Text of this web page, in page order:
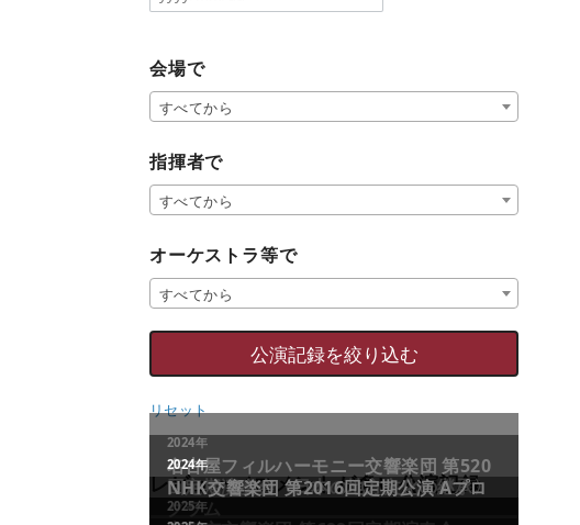
会場で
すべてから
指揮者で
すべてから
オーケストラ等で
すべてから
リセット
レビュー／コメントが多い公演記録